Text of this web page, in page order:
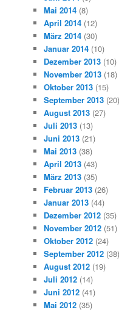
Mai 2014 (8)
April 2014 (12)
März 2014 (30)
Januar 2014 (10)
Dezember 2013 (10)
November 2013 (18)
Oktober 2013 (15)
September 2013 (20)
August 2013 (27)
Juli 2013 (13)
Juni 2013 (21)
Mai 2013 (38)
April 2013 (43)
März 2013 (35)
Februar 2013 (26)
Januar 2013 (44)
Dezember 2012 (35)
November 2012 (51)
Oktober 2012 (24)
September 2012 (38)
August 2012 (19)
Juli 2012 (14)
Juni 2012 (41)
Mai 2012 (35)